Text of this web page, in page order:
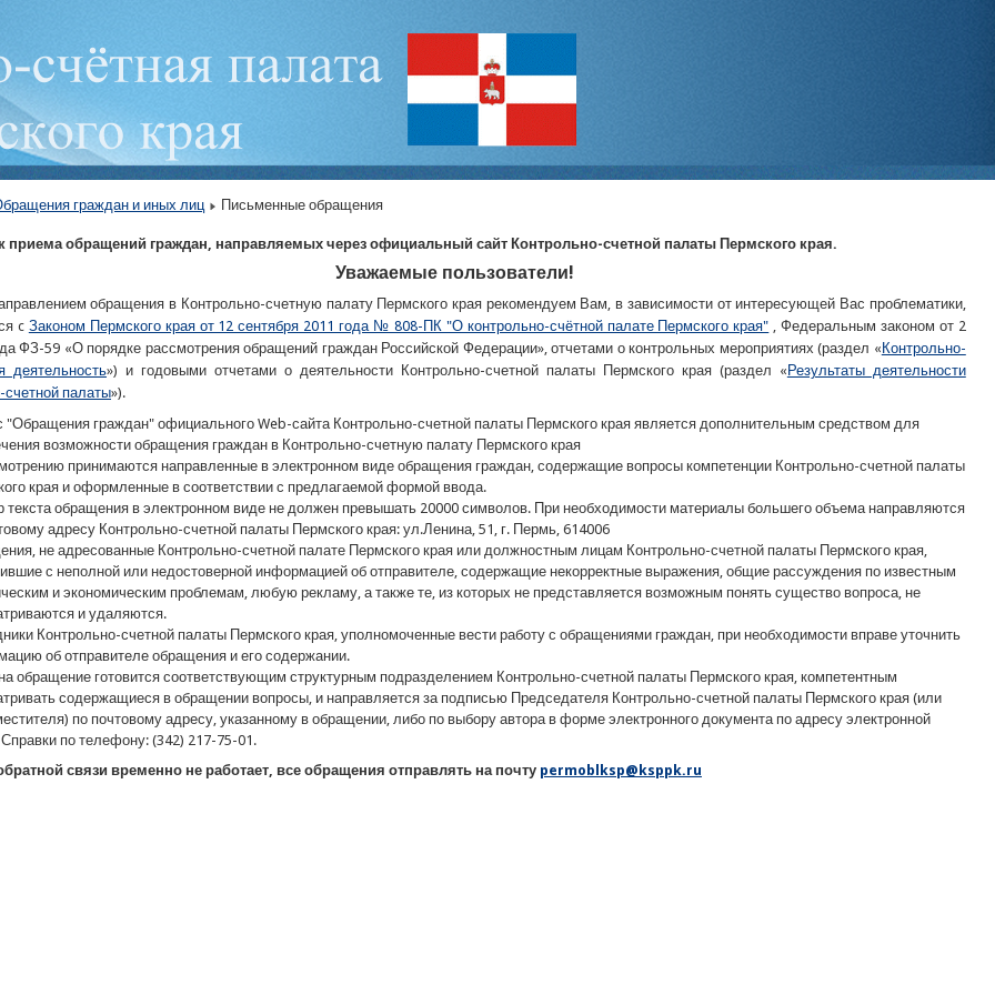
граждан и иных лиц Письменные обращения
приема обращений граждан, направляемых через официальный сайт Контрольно-счетной палаты Пермского края.
Уважаемые пользователи!
обращения в Контрольно-счетную палату Пермского края рекомендуем Вам, в зависимости от интересующей Вас проблематики,
c Законом Пермского края от 12 сентября 2011 года № 808-ПК "О контрольно-счётной палате Пермского края" , Федеральным законом от 2
ФЗ-59 «О порядке рассмотрения обращений граждан Российской Федерации», отчетами о контрольных мероприятиях (раздел « Контрольно-
деятельность») и годовыми отчетами о деятельности Контрольно-счетной палаты Пермского края (раздел « Результаты деятельности
счетной палаты»).
"Обращения граждан" официального Web-сайта Контрольно-счетной палаты Пермского края является дополнительным средством для
возможности обращения граждан в Контрольно-счетную палату Пермского края
принимаются направленные в электронном виде обращения граждан, содержащие вопросы компетенции Контрольно-счетной палаты
края и оформленные в соответствии с предлагаемой формой ввода.
текста обращения в электронном виде не должен превышать 20000 символов. При необходимости материалы большего объема направляются
адресу Контрольно-счетной палаты Пермского края: ул.Ленина, 51, г. Пермь, 614006
не адресованные Контрольно-счетной палате Пермского края или должностным лицам Контрольно-счетной палаты Пермского края,
с неполной или недостоверной информацией об отправителе, содержащие некорректные выражения, общие рассуждения по известным
и экономическим проблемам, любую рекламу, а также те, из которых не представляется возможным понять существо вопроса, не
и удаляются.
Контрольно-счетной палаты Пермского края, уполномоченные вести работу с обращениями граждан, при необходимости вправе уточнить
об отправителе обращения и его содержании.
обращение готовится соответствующим структурным подразделением Контрольно-счетной палаты Пермского края, компетентным
содержащиеся в обращении вопросы, и направляется за подписью Председателя Контрольно-счетной палаты Пермского края (или
по почтовому адресу, указанному в обращении, либо по выбору автора в форме электронного документа по адресу электронной
по телефону: (342) 217-75-01.
связи временно не работает, все обращения отправлять на почту permoblksp@ksppk.ru